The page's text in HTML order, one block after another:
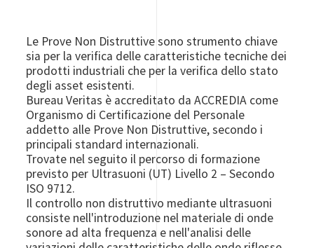
Le Prove Non Distruttive sono strumento chiave
sia per la verifica delle caratteristiche tecniche dei
prodotti industriali che per la verifica dello stato
degli asset esistenti.
Bureau Veritas è accreditato da ACCREDIA come
Organismo di Certificazione del Personale
addetto alle Prove Non Distruttive, secondo i
principali standard internazionali.
Trovate nel seguito il percorso di formazione
previsto per Ultrasuoni (UT) Livello 2 – Secondo
ISO 9712.
Il controllo non distruttivo mediante ultrasuoni
consiste nell'introduzione nel materiale di onde
sonore ad alta frequenza e nell'analisi delle